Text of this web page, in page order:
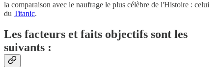
la comparaison avec le naufrage le plus célèbre de l'Histoire : celui
du Titanic.
Les facteurs et faits objectifs sont les
suivants :